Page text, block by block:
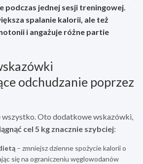
podczas jednej sesji treningowej.
spalanie kalorii, ale też
i angażuje różne partie
odchudzanie poprzez
wszystko. Oto dodatkowe wskazówki,
cel 5 kg znacznie szybciej:
– zmniejsz dzienne spożycie kalorii o
się na ograniczeniu węglowodanów